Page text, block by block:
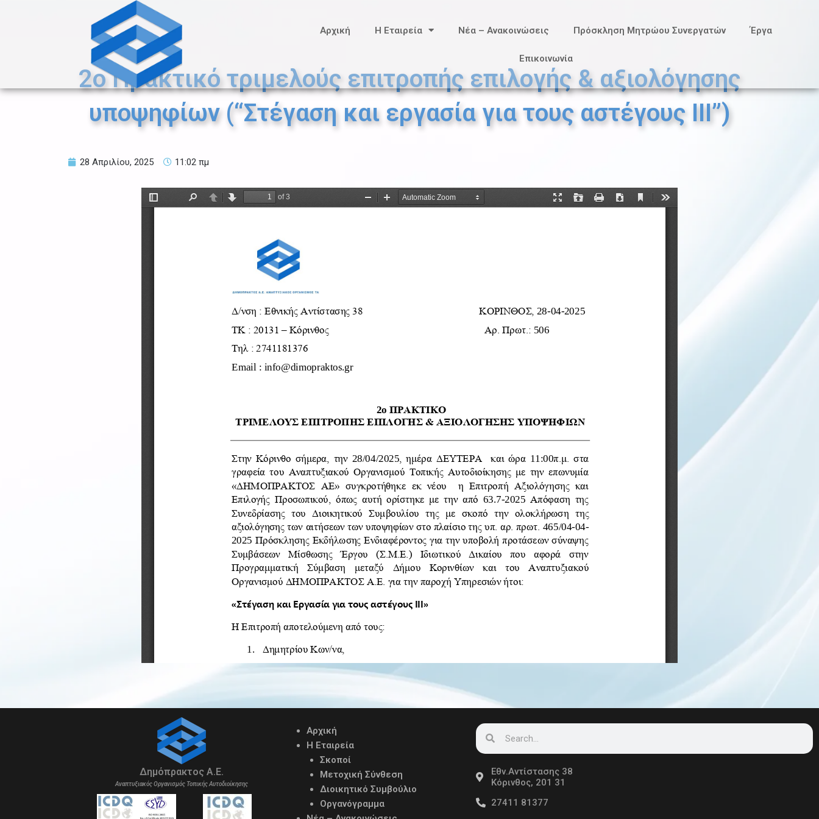
Αρχική Η Εταιρεία Νέα – Ανακοινώσεις Πρόσκληση Μητρώου Συνεργατών Έργα
Επικοινωνία
2o Πρακτικό τριμελούς επιτροπής επιλογής & αξιολόγησης
υποψηφίων (“Στέγαση και εργασία για τους αστέγους ΙΙΙ”)
28 Απριλίου, 2025 11:02 πμ
Δημόπρακτος Α.Ε.
Αναπτυξιακός Οργανισμός Τοπικής Αυτοδιοίκησης
Αρχική
Η Εταιρεία
Σκοποί
Μετοχική Σύνθεση
Διοικητικό Συμβούλιο
Οργανόγραμμα
Search
Εθν.Αντίστασης 38
Κόρινθος, 201 31
27411 81377